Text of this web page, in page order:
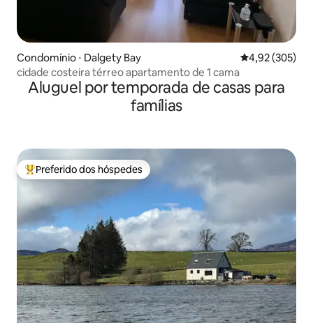
Condomínio ⋅ Dalgety Bay 4,92 de uma
4,92 (305)
cidade costeira térreo apartamento de 1 cama
Aluguel por temporada de casas para
famílias
Entre os melhores preferidos dos hóspedes
Preferido dos hóspedes